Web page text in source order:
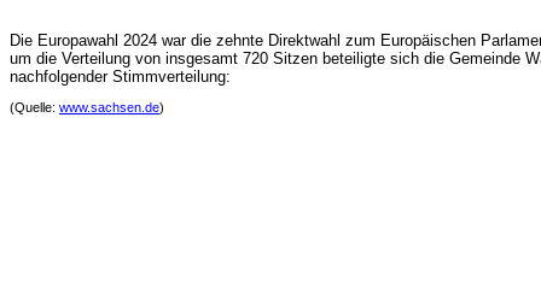
Die Europawahl 2024 war die zehnte Direktwahl zum Europäischen
um die Verteilung von insgesamt 720 Sitzen beteiligte sich die Gemeinde
nachfolgender Stimmverteilung:
(Quelle: www.sachsen.de)